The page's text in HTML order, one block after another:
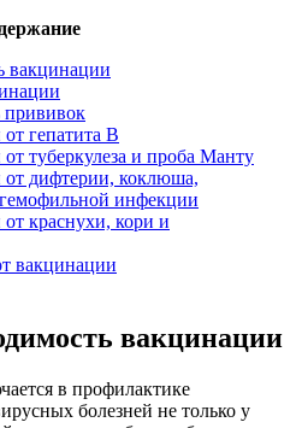
вакцинации
прививок
гепатита В
туберкулеза и проба Манту
дифтерии, коклюша,
инфекции
краснухи, кори и
вакцинации
вакцинации
в профилактике
болезней не только у